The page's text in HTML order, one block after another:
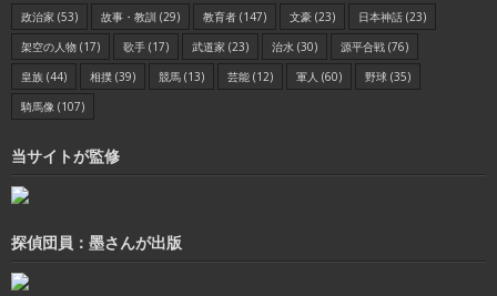
政治家 (53) 故事・教訓 (29) 教育者 (147) 文豪 (23) 日本神話 (23)
架空の人物 (17) 歌手 (17) 武道家 (23) 治水 (30) 源平合戦 (76)
皇族 (44) 相撲 (39) 競馬 (13) 芸能 (12) 軍人 (60) 野球 (35)
騎馬像 (107)
当サイトが監修
探偵団員：墨さんが出版